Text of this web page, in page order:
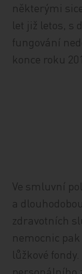
některými
let již letos, s
fungování
konce roku
Ve smluvní
a
zdravotních
nemocnic
lůžkové